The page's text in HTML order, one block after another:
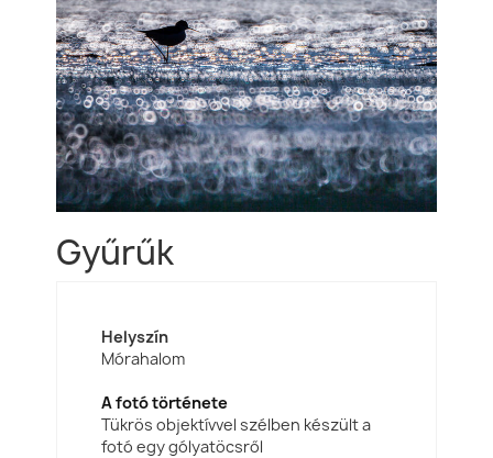
Gyűrűk
Helyszín
Mórahalom
A fotó története
Tükrös objektívvel szélben készült a
fotó egy gólyatöcsről